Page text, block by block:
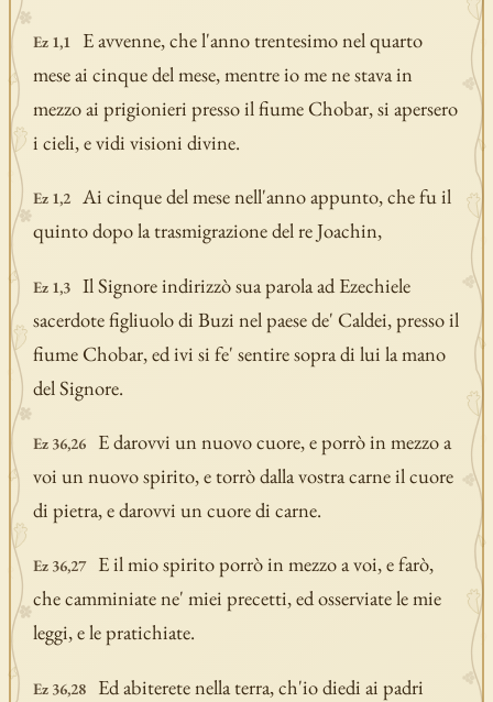
Ez 1,1
E avvenne, che l'anno trentesimo nel quarto
mese ai cinque del mese, mentre io me ne stava in
mezzo ai prigionieri presso il fiume Chobar, si apersero
i cieli, e vidi visioni divine.
Ez 1,2
Ai cinque del mese nell'anno appunto, che fu il
quinto dopo la trasmigrazione del re Joachin,
Ez 1,3
Il Signore indirizzò sua parola ad Ezechiele
sacerdote figliuolo di Buzi nel paese de' Caldei, presso il
fiume Chobar, ed ivi si fe' sentire sopra di lui la mano
del Signore.
Ez 36,26
E darovvi un nuovo cuore, e porrò in mezzo a
voi un nuovo spirito, e torrò dalla vostra carne il cuore
di pietra, e darovvi un cuore di carne.
Ez 36,27
E il mio spirito porrò in mezzo a voi, e farò,
che camminiate ne' miei precetti, ed osserviate le mie
leggi, e le pratichiate.
Ez 36,28
Ed abiterete nella terra, ch'io diedi ai padri